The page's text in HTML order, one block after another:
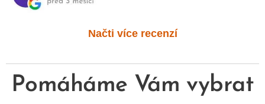
Načti více recenzí
Pomáháme Vám vybrat